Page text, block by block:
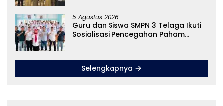
5 Agustus 2026
Guru dan Siswa SMPN 3 Telaga Ikuti
Sosialisasi Pencegahan Paham
Selengkapnya